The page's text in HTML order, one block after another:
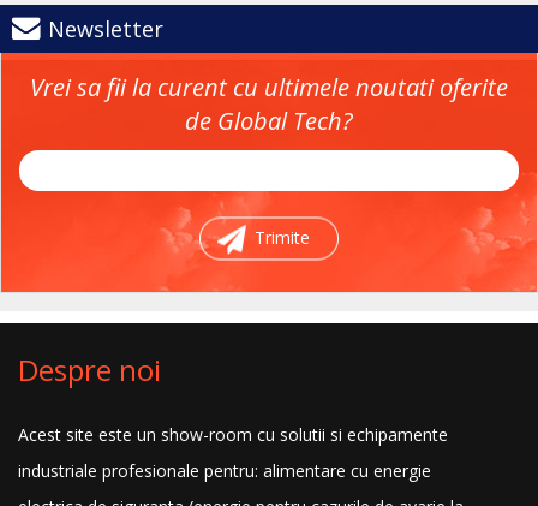
Newsletter
Vrei sa fii la curent cu ultimele noutati oferite
de Global Tech?
Trimite
Despre noi
Acest site este un show-room cu solutii si echipamente
industriale profesionale pentru: alimentare cu energie